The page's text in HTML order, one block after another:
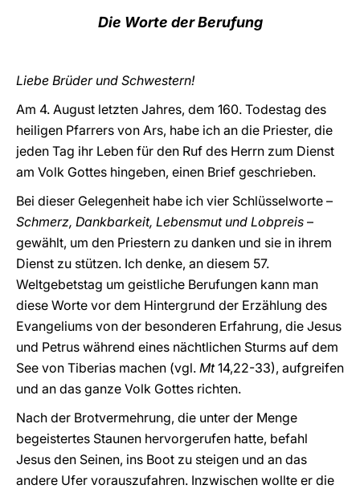
Die Worte der Berufung
Liebe Brüder und Schwestern!
Am 4. August letzten Jahres, dem 160. Todestag des
heiligen Pfarrers von Ars, habe ich an die Priester, die
jeden Tag ihr Leben für den Ruf des Herrn zum Dienst
am Volk Gottes hingeben, einen Brief geschrieben.
Bei dieser Gelegenheit habe ich vier Schlüsselworte –
Schmerz, Dankbarkeit, Lebensmut und Lobpreis –
gewählt, um den Priestern zu danken und sie in ihrem
Dienst zu stützen. Ich denke, an diesem 57.
Weltgebetstag um geistliche Berufungen kann man
diese Worte vor dem Hintergrund der Erzählung des
Evangeliums von der besonderen Erfahrung, die Jesus
und Petrus während eines nächtlichen Sturms auf dem
See von Tiberias machen (vgl. Mt14,22-33), aufgreifen
und an das ganze Volk Gottes richten.
Nach der Brotvermehrung, die unter der Menge
begeistertes Staunen hervorgerufen hatte, befahl
Jesus den Seinen, ins Boot zu steigen und an das
andere Ufer vorauszufahren. Inzwischen wollte er die